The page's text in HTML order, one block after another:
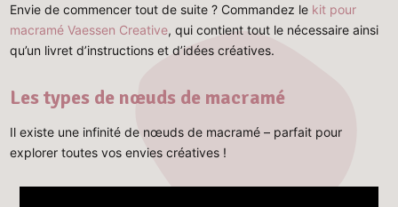
Envie de commencer tout de suite ? Commandez le kit pour
macramé Vaessen Creative, qui contient tout le nécessaire ainsi
qu’un livret d’instructions et d’idées créatives.
Les types de nœuds de macramé
Il existe une infinité de nœuds de macramé – parfait pour
explorer toutes vos envies créatives !